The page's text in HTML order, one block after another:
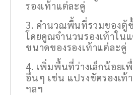
รองเท้าแต่ละคู่
คำนวณพื้นที่รวมของตู้ชั้
โดยคูณจำนวนรองเท้าใน
ขนาดของรองเท้าแต่ละคู่
เพิ่มพื้นที่ว่างเล็กน้อยเ
อื่นๆ เช่น แปรงขัดรองเท้
ฯลฯ